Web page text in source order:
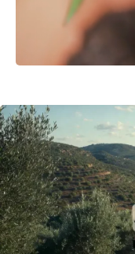
Είδη Κήπου
Περισσότερα